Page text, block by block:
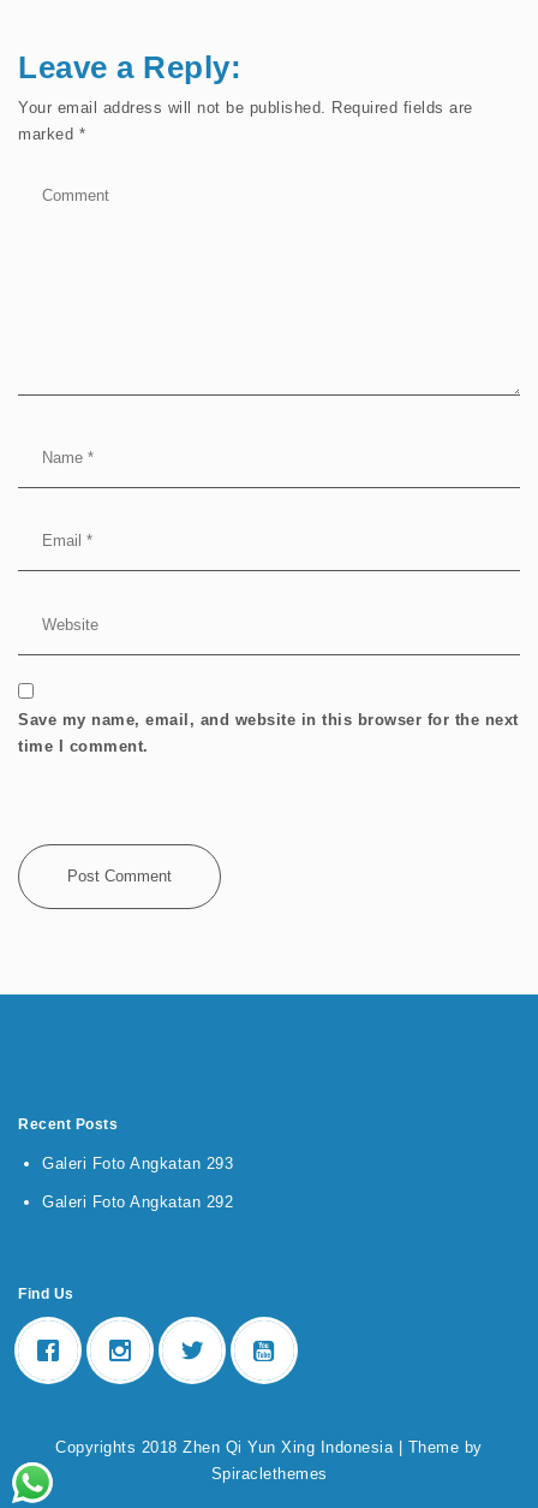
Leave a Reply:
Your email address will not be published.
Required fields are
marked *
Save my name, email, and website in this browser for the next
time I comment.
Recent Posts
Galeri Foto Angkatan 293
Galeri Foto Angkatan 292
Find Us
Copyrights 2018 Zhen Qi Yun Xing Indonesia | Theme by
Spiraclethemes